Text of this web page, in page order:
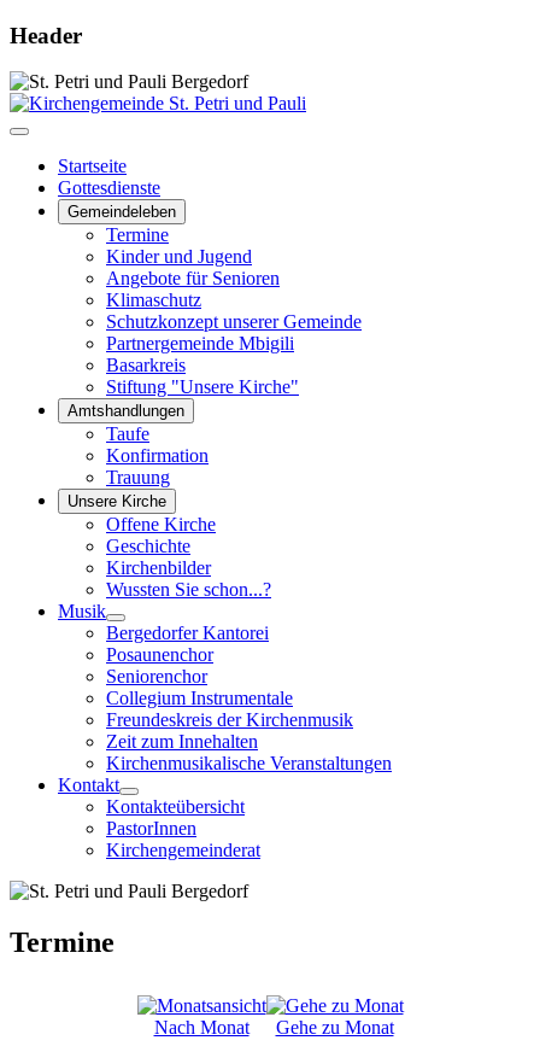
Header
Startseite
Gottesdienste
Gemeindeleben
Termine
Kinder und Jugend
Angebote für Senioren
Klimaschutz
Schutzkonzept unserer Gemeinde
Partnergemeinde Mbigili
Basarkreis
Stiftung "Unsere Kirche"
Amtshandlungen
Taufe
Konfirmation
Trauung
Unsere Kirche
Offene Kirche
Geschichte
Kirchenbilder
Wussten Sie schon...?
Musik
Bergedorfer Kantorei
Posaunenchor
Seniorenchor
Collegium Instrumentale
Freundeskreis der Kirchenmusik
Zeit zum Innehalten
Kirchenmusikalische Veranstaltungen
Kontakt
Kontakteübersicht
PastorInnen
Kirchengemeinderat
Termine
Nach Monat Gehe zu Monat